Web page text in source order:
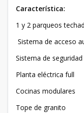
Característica:
1 y 2 parqueos
Sistema de acceso
Sistema de
Planta eléctrica full
Cocinas modulares
Tope de granito